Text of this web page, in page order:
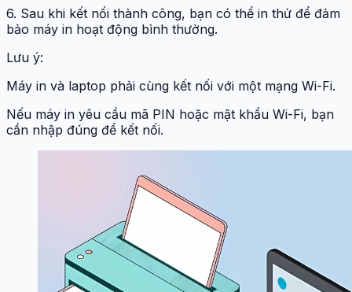
6. Sau khi kết nối thành công, bạn có thể in thử để đảm
bảo máy in hoạt động bình thường.
Lưu ý:
Máy in và laptop phải cùng kết nối với một mạng Wi-Fi.
Nếu máy in yêu cầu mã PIN hoặc mật khẩu Wi-Fi, bạn
cần nhập đúng để kết nối.